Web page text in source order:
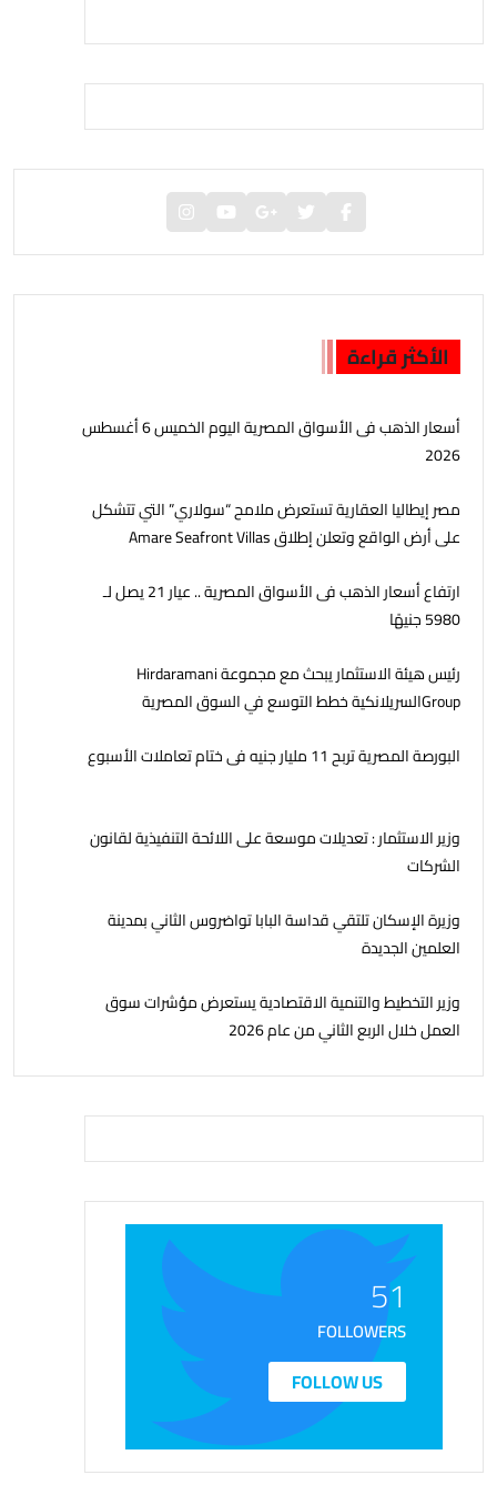
الأكثر قراءة
أسعار الذهب فى الأسواق المصرية اليوم الخميس 6 أغسطس
2026
مصر إيطاليا العقارية تستعرض ملامح “سولاري” التي تتشكل
على أرض الواقع وتعلن إطلاق Amare Seafront Villas
ارتفاع أسعار الذهب فى الأسواق المصرية .. عيار 21 يصل لـ
5980 جنيهًا
رئيس هيئة الاستثمار يبحث مع مجموعة Hirdaramani
Groupالسريلانكية خطط التوسع في السوق المصرية
البورصة المصرية تربح 11 مليار جنيه فى ختام تعاملات الأسبوع
وزير الاستثمار : تعديلات موسعة على اللائحة التنفيذية لقانون
الشركات
وزيرة الإسكان تلتقي قداسة البابا تواضروس الثاني بمدينة
العلمين الجديدة
وزير التخطيط والتنمية الاقتصادية يستعرض مؤشرات سوق
العمل خلال الربع الثاني من عام 2026
51
FOLLOWERS
FOLLOW US